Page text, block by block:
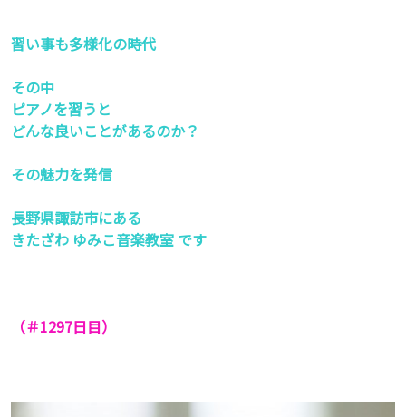
習い事も多様化の時代
その中
ピアノを習うと
どんな良いことがあるのか？
その魅力を発信
長野県諏訪市にある
きたざわ ゆみこ音楽教室 です
（＃1297日目）